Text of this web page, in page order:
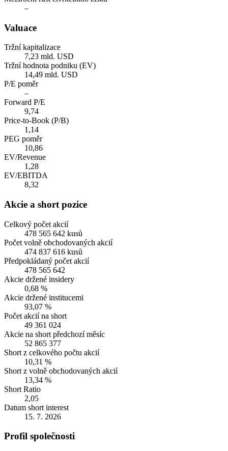
–
Valuace
Tržní kapitalizace
7,23 mld. USD
Tržní hodnota podniku (EV)
14,49 mld. USD
P/E poměr
–
Forward P/E
9,74
Price-to-Book (P/B)
1,14
PEG poměr
10,86
EV/Revenue
1,28
EV/EBITDA
8,32
Akcie a short pozice
Celkový počet akcií
478 565 642 kusů
Počet volně obchodovaných akcií
474 837 616 kusů
Předpokládaný počet akcií
478 565 642
Akcie držené insidery
0,68 %
Akcie držené institucemi
93,07 %
Počet akcií na short
49 361 024
Akcie na short předchozí měsíc
52 865 377
Short z celkového počtu akcií
10,31 %
Short z volně obchodovaných akcií
13,34 %
Short Ratio
2,05
Datum short interest
15. 7. 2026
Profil společnosti